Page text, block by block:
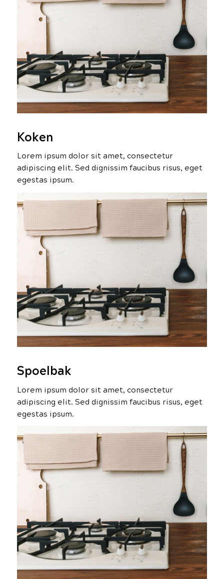
Koken
Lorem ipsum dolor sit amet, consectetur
adipiscing elit. Sed dignissim faucibus risus, eget
egestas ipsum.
Spoelbak
Lorem ipsum dolor sit amet, consectetur
adipiscing elit. Sed dignissim faucibus risus, eget
egestas ipsum.